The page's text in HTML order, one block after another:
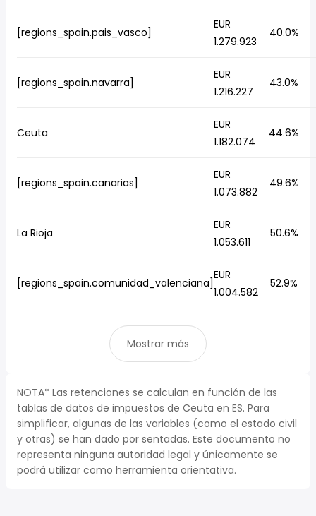
[regions_spain.pais_vasco]
EUR
1.279.923
40.0%
[regions_spain.navarra]
EUR
1.216.227
43.0%
Ceuta
EUR
1.182.074
44.6%
[regions_spain.canarias]
EUR
1.073.882
49.6%
La Rioja
EUR
1.053.611
50.6%
[regions_spain.comunidad_valenciana]
EUR
1.004.582
52.9%
Mostrar más
NOTA* Las retenciones se calculan en función de las
tablas de datos de impuestos de Ceuta en ES. Para
simplificar, algunas de las variables (como el estado civil
y otras) se han dado por sentadas. Este documento no
representa ninguna autoridad legal y únicamente se
podrá utilizar como herramienta orientativa.